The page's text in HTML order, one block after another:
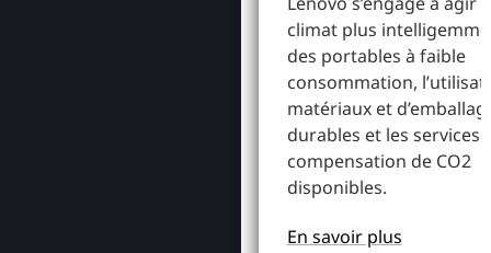
climat plus
des portables à faible
consommation,
matériaux et
durables et les services
compensation de CO2
disponibles.
En savoir plus